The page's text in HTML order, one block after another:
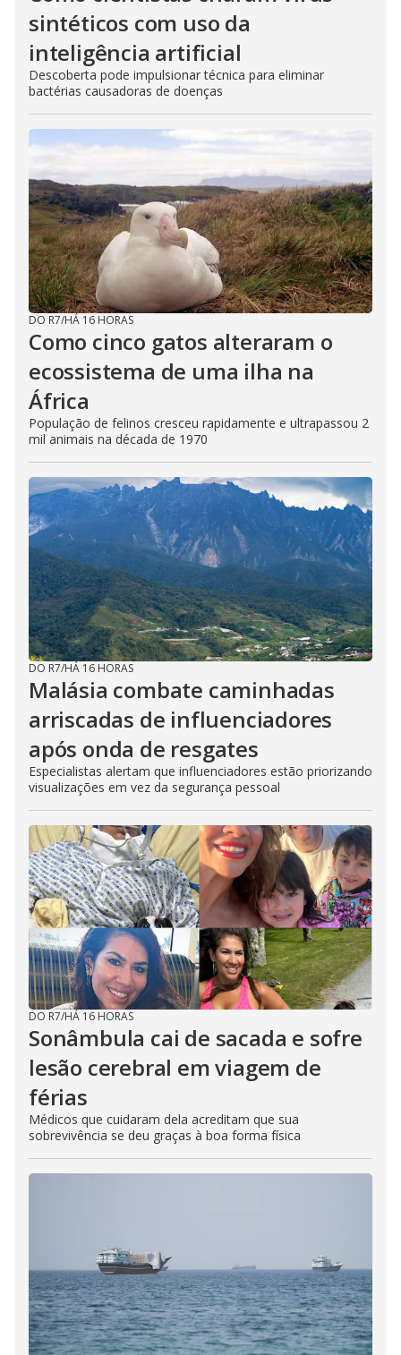
sintéticos com uso da
inteligência artificial
Descoberta pode impulsionar técnica para eliminar
bactérias causadoras de doenças
DO R7/HÁ 16 HORAS
Como cinco gatos alteraram o
ecossistema de uma ilha na
África
População de felinos cresceu rapidamente e ultrapassou 2
mil animais na década de 1970
DO R7/HÁ 16 HORAS
Malásia combate caminhadas
arriscadas de influenciadores
após onda de resgates
Especialistas alertam que influenciadores estão priorizando
visualizações em vez da segurança pessoal
DO R7/HÁ 16 HORAS
Sonâmbula cai de sacada e sofre
lesão cerebral em viagem de
férias
Médicos que cuidaram dela acreditam que sua
sobrevivência se deu graças à boa forma física